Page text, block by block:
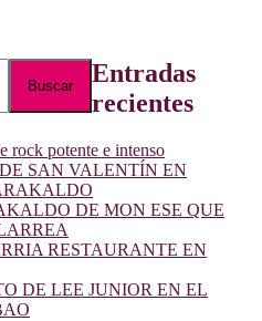
Entradas
recientes
potente e intenso
SAN VALENTÍN EN
DE MON ESE QUE
RESTAURANTE EN
DE LEE JUNIOR EN EL